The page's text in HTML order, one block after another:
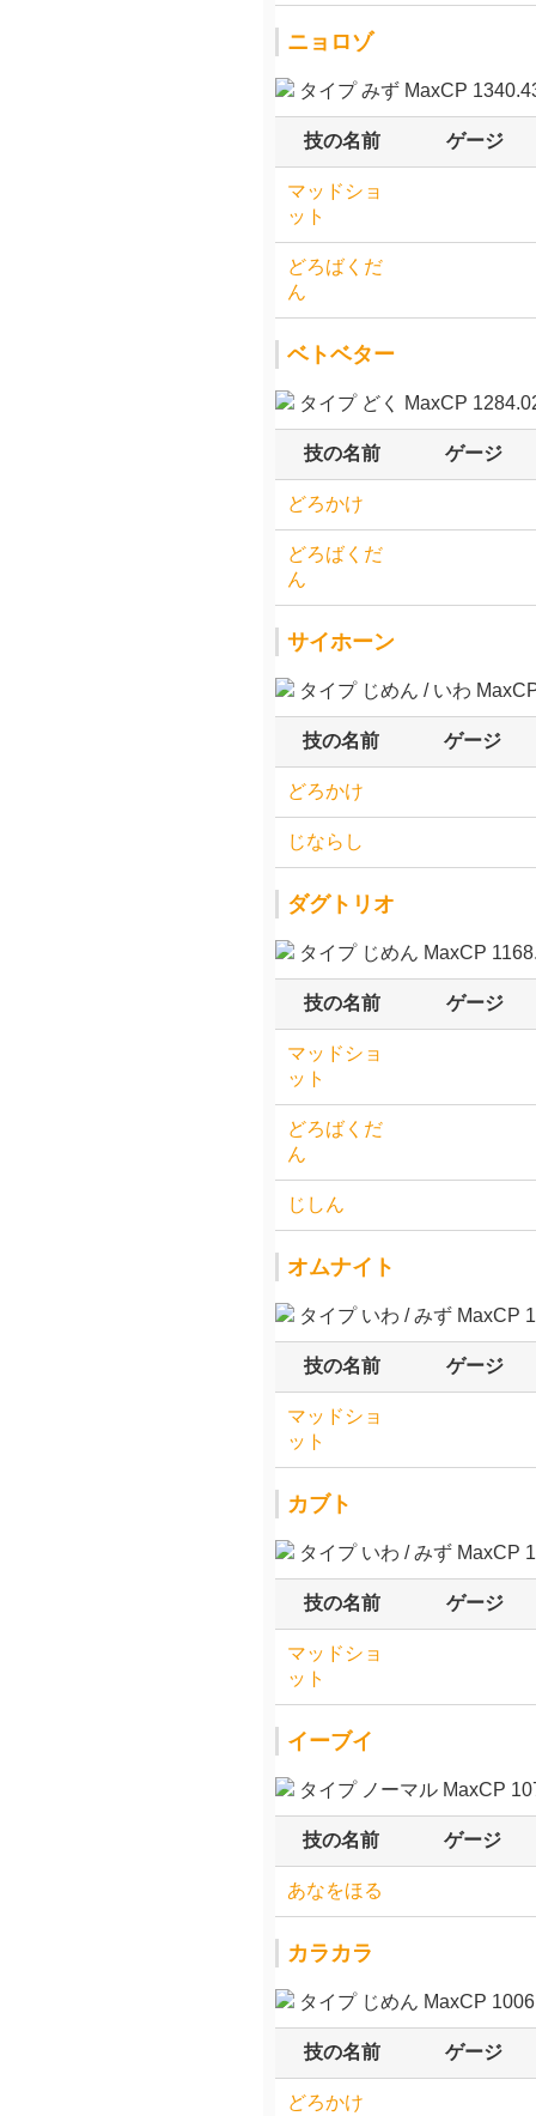
ニョロゾ
タイプ みず MaxCP
技の名前 ゲージ
マッドショ
ット
どろばくだ
ん
ベトベター
タイプ どく MaxCP
技の名前 ゲージ
どろかけ
どろばくだ
ん
サイホーン
タイプ じめん / いわ
技の名前 ゲージ
どろかけ
じならし
ダグトリオ
タイプ じめん MaxCP
技の名前 ゲージ
マッドショ
ット
どろばくだ
ん
じしん
オムナイト
タイプ いわ / みず MaxCP
技の名前 ゲージ
マッドショ
ット
カブト
タイプ いわ / みず MaxCP
技の名前 ゲージ
マッドショ
ット
イーブイ
タイプ ノーマル MaxCP
技の名前 ゲージ
あなをほる
カラカラ
タイプ じめん MaxCP
技の名前 ゲージ
どろかけ